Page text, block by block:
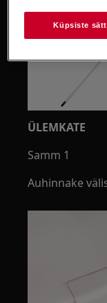
ÜLEMKATE
Samm 1
Auhinnake
Küpsiste